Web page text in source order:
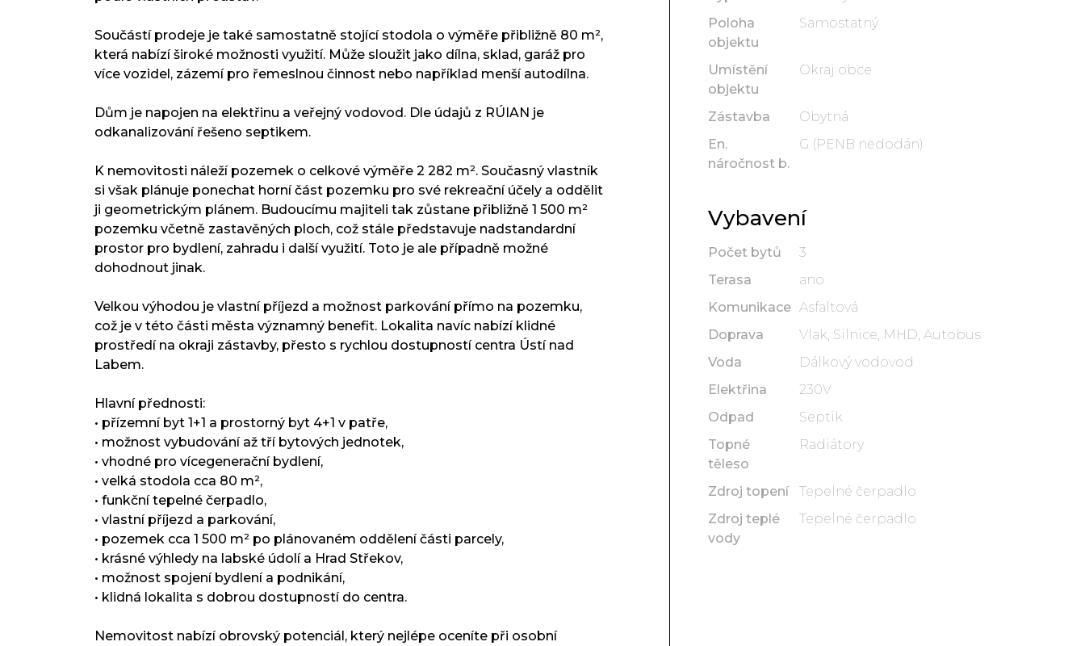
Součástí prodeje je také samostatně stojící stodola o výměře přibližně 80 m²,
která nabízí široké možnosti využití. Může sloužit jako dílna, sklad, garáž pro
více vozidel, zázemí pro řemeslnou činnost nebo například menší autodílna.
Dům je napojen na elektřinu a veřejný vodovod. Dle údajů z RÚIAN je
odkanalizování řešeno septikem.
K nemovitosti náleží pozemek o celkové výměře 2 282 m². Současný vlastník
si však plánuje ponechat horní část pozemku pro své rekreační účely a oddělit
ji geometrickým plánem. Budoucímu majiteli tak zůstane přibližně 1 500 m²
pozemku včetně zastavěných ploch, což stále představuje nadstandardní
prostor pro bydlení, zahradu i další využití. Toto je ale případně možné
dohodnout jinak.
Velkou výhodou je vlastní příjezd a možnost parkování přímo na pozemku,
což je v této části města významný benefit. Lokalita navíc nabízí klidné
prostředí na okraji zástavby, přesto s rychlou dostupností centra Ústí nad
Labem.
Hlavní přednosti:
• přízemní byt 1+1 a prostorný byt 4+1 v patře,
• možnost vybudování až tří bytových jednotek,
• vhodné pro vícegenerační bydlení,
• velká stodola cca 80 m²,
• funkční tepelné čerpadlo,
• vlastní příjezd a parkování,
• pozemek cca 1 500 m² po plánovaném oddělení části parcely,
• krásné výhledy na labské údolí a Hrad Střekov,
• možnost spojení bydlení a podnikání,
• klidná lokalita s dobrou dostupností do centra.
Nemovitost nabízí obrovský potenciál, který nejlépe oceníte při osobní
Poloha
objektu
Samostatný
Umístění
objektu
Okraj obce
Zástavba
Obytná
En.
náročnost b.
G (PENB nedodán)
Vybavení
Počet bytů
3
Terasa
ano
Komunikace Asfaltová
Doprava
Vlak, Silnice, MHD, Autobus
Voda
Dálkový vodovod
Elektřina
230V
Odpad
Septik
Topné
těleso
Radiátory
Zdroj topení
Tepelné čerpadlo
Zdroj teplé
vody
Tepelné čerpadlo